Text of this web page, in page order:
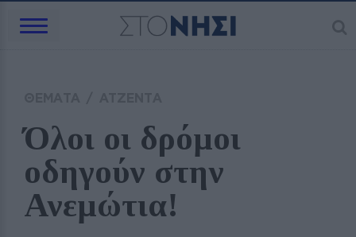
Όλοι οι δρόμοι
οδηγούν στην
Ανεμώτια!